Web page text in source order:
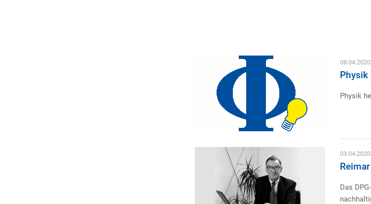
08.04.2020
Physik
Physik
03.04.2020
Das